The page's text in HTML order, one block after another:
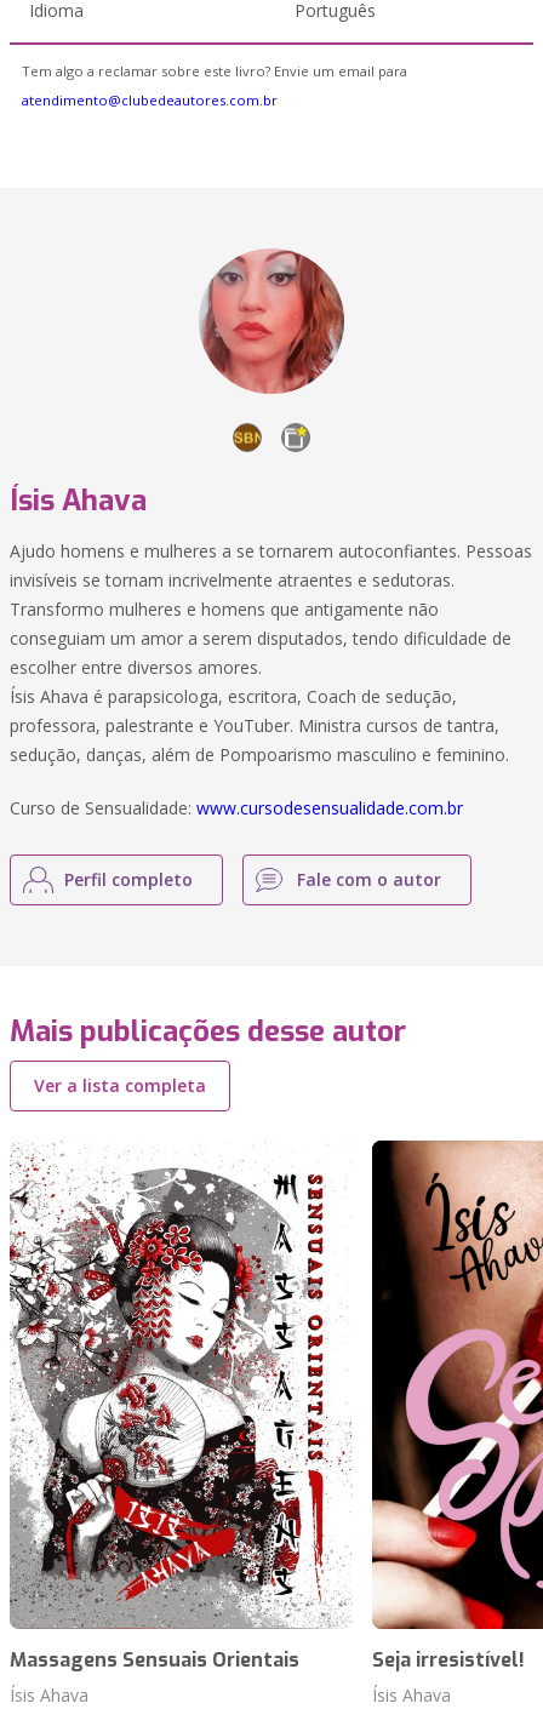
Idioma Português
Tem algo a reclamar sobre este livro? Envie um email para
atendimento@clubedeautores.com.br
Ísis Ahava
Ajudo homens e mulheres a se tornarem autoconfiantes. Pessoas
invisíveis se tornam incrivelmente atraentes e sedutoras.
Transformo mulheres e homens que antigamente não
conseguiam um amor a serem disputados, tendo dificuldade de
escolher entre diversos amores.
Ísis Ahava é parapsicologa, escritora, Coach de sedução,
professora, palestrante e YouTuber. Ministra cursos de tantra,
sedução, danças, além de Pompoarismo masculino e feminino.
Curso de Sensualidade: www.cursodesensualidade.com.br
Perfil completo Fale com o autor
Mais publicações desse autor
Ver a lista completa
Massagens Sensuais Orientais
Ísis Ahava
Seja irresistível!
Ísis Ahava